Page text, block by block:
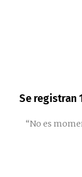
Se registran
“No es